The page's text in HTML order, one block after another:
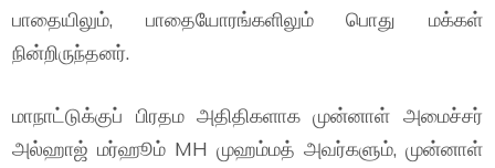
பாதையிலும், பாதையோரங்களிலும் பொது மக்கள்
நின்றிருந்தனர்.
மாநாட்டுக்குப் பிரதம அதிதிகளாக முன்னாள் அமைச்சர்
அல்ஹாஜ் மர்ஹூம் MH முஹம்மத் அவர்களும், முன்னாள்